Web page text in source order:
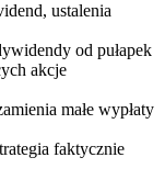
ustalenia
od pułapek
akcje
małe wypłaty
faktycznie